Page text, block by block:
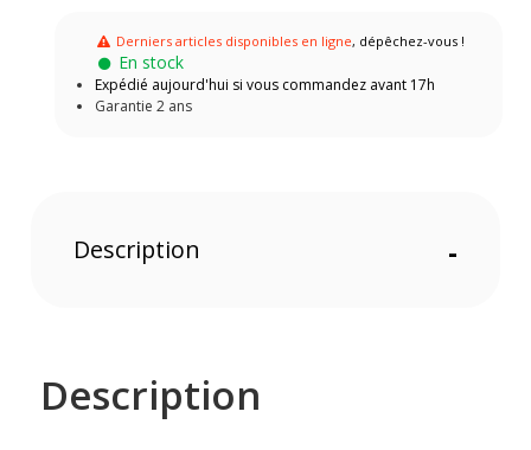
Derniers articles disponibles en ligne, dépêchez-vous !
En stock
Expédié aujourd'hui si vous commandez avant 17h
Garantie 2 ans
Description -
Description